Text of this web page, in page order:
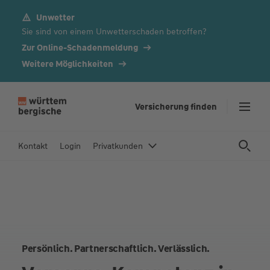
Unwetter
Sie sind von einem Unwetterschaden betroffen?
Zur Online-Schadenmeldung
Weitere Möglichkeiten
ri
Versicherung finden
Kontakt Login Privatkunden
Persönlich. Partnerschaftlich. Verlässlich.